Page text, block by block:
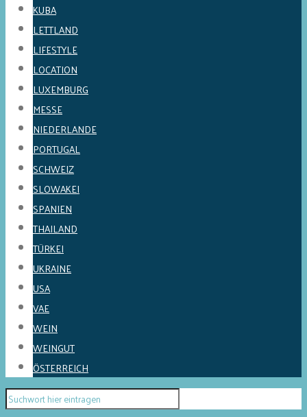
KUBA
LETTLAND
LIFESTYLE
LOCATION
LUXEMBURG
MESSE
NIEDERLANDE
PORTUGAL
SCHWEIZ
SLOWAKEI
SPANIEN
THAILAND
TÜRKEI
UKRAINE
USA
VAE
WEIN
WEINGUT
ÖSTERREICH